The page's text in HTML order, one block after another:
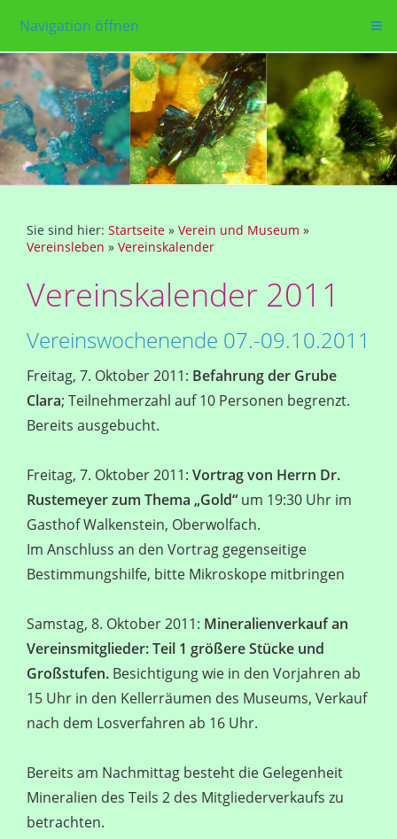
Navigation öffnen
Sie sind hier: Startseite » Verein und Museum »
Vereinsleben » Vereinskalender
Vereinskalender 2011
Vereinswochenende 07.-09.10.2011
Freitag, 7. Oktober 2011: Befahrung der Grube
Clara; Teilnehmerzahl auf 10 Personen begrenzt.
Bereits ausgebucht.
Freitag, 7. Oktober 2011: Vortrag von Herrn Dr.
Rustemeyer zum Thema „Gold“ um 19:30 Uhr im
Gasthof Walkenstein, Oberwolfach.
Im Anschluss an den Vortrag gegenseitige
Bestimmungshilfe, bitte Mikroskope mitbringen
Samstag, 8. Oktober 2011: Mineralienverkauf an
Vereinsmitglieder: Teil 1 größere Stücke und
Großstufen. Besichtigung wie in den Vorjahren ab
15 Uhr in den Kellerräumen des Museums, Verkauf
nach dem Losverfahren ab 16 Uhr.
Bereits am Nachmittag besteht die Gelegenheit
Mineralien des Teils 2 des Mitgliederverkaufs zu
betrachten.